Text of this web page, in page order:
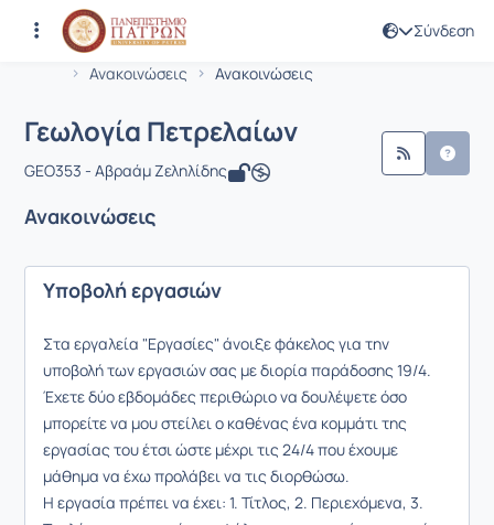
Σύνδεση
Αρχική Σελίδα
Ανακοινώσεις
Ανακοινώσεις
Μάθημα : Γεωλογία Πετρελαίων
Κωδικός : GEO353
Γεωλογία Πετρελαίων
GEO353 - Αβραάμ Ζεληλίδης
Ανακοινώσεις
Υποβολή εργασιών
Στα εργαλεία "Εργασίες" άνοιξε φάκελος για την
υποβολή των εργασιών σας με διορία παράδοσης 19/4.
Έχετε δύο εβδομάδες περιθώριο να δουλέψετε όσο
μπορείτε να μου στείλει ο καθένας ένα κομμάτι της
εργασίας του έτσι ώστε μέχρι τις 24/4 που έχουμε
μάθημα να έχω προλάβει να τις διορθώσω.
Η εργασία πρέπει να έχει: 1. Τίτλος, 2. Περιεχόμενα, 3.